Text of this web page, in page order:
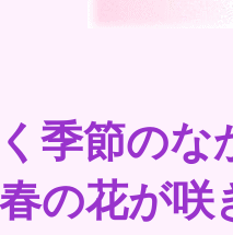
季節のな
の花が咲